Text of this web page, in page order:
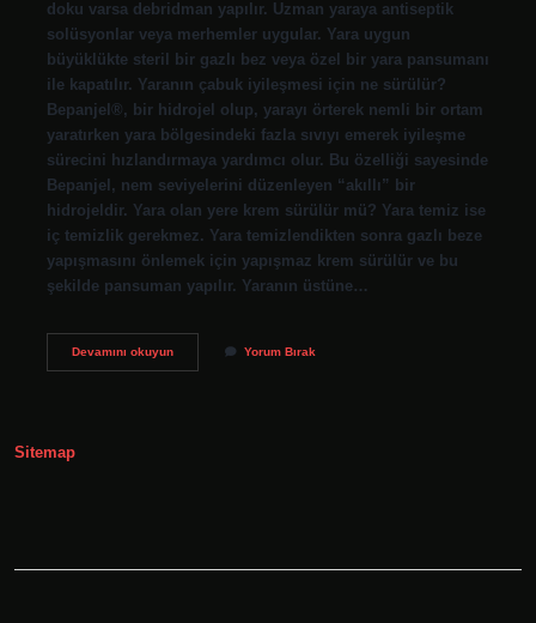
doku varsa debridman yapılır. Uzman yaraya antiseptik
solüsyonlar veya merhemler uygular. Yara uygun
büyüklükte steril bir gazlı bez veya özel bir yara pansumanı
ile kapatılır. Yaranın çabuk iyileşmesi için ne sürülür?
Bepanjel®, bir hidrojel olup, yarayı örterek nemli bir ortam
yaratırken yara bölgesindeki fazla sıvıyı emerek iyileşme
sürecini hızlandırmaya yardımcı olur. Bu özelliği sayesinde
Bepanjel, nem seviyelerini düzenleyen “akıllı” bir
hidrojeldir. Yara olan yere krem sürülür mü? Yara temiz ise
iç temizlik gerekmez. Yara temizlendikten sonra gazlı beze
yapışmasını önlemek için yapışmaz krem ​​sürülür ve bu
şekilde pansuman yapılır. Yaranın üstüne…
Devamını okuyunYaranın
Yorum Bırak
Sitemap